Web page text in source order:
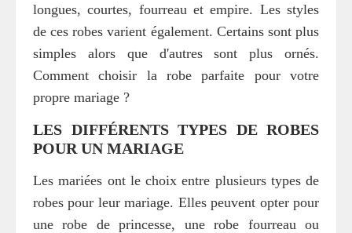
longues, courtes, fourreau et empire. Les styles
de ces robes varient également. Certains sont plus
simples alors que d'autres sont plus ornés.
Comment choisir la robe parfaite pour votre
propre mariage ?
LES DIFFÉRENTS TYPES DE ROBES
POUR UN MARIAGE
Les mariées ont le choix entre plusieurs types de
robes pour leur mariage. Elles peuvent opter pour
une robe de princesse, une robe fourreau ou